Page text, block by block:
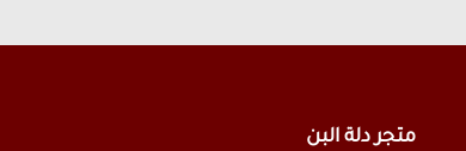
متجر دلة البن